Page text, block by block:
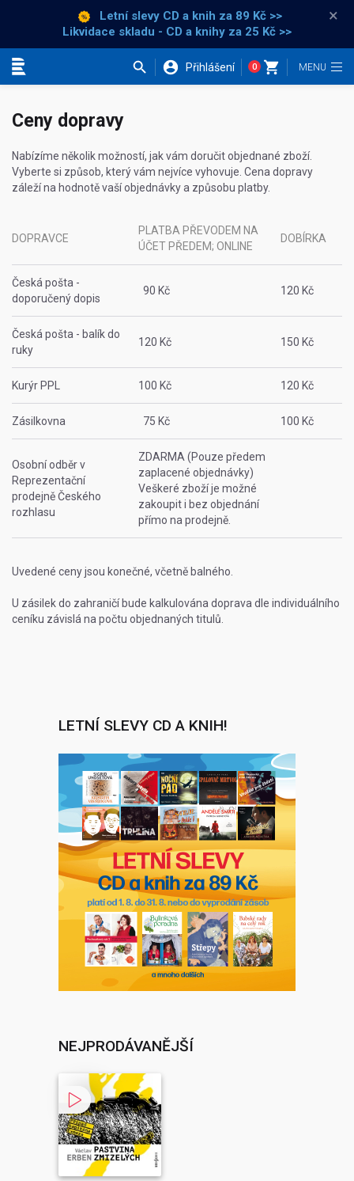
Letní slevy CD a knih za 89 Kč >>
Likvidace skladu - CD a knihy za 25 Kč >>
×
Přihlášení 0
Ceny dopravy
Nabízíme několik možností, jak vám doručit objednané zboží.
Vyberte si způsob, který vám nejvíce vyhovuje. Cena dopravy
záleží na hodnotě vaší objednávky a způsobu platby.
DOPRAVCE
PLATBA PŘEVODEM NA
ÚČET PŘEDEM; ONLINE
DOBÍRKA
Česká pošta -
doporučený dopis
90 Kč 120 Kč
Česká pošta - balík do
ruky
120 Kč 150 Kč
Kurýr PPL 100 Kč 120 Kč
Zásilkovna 75 Kč 100 Kč
Osobní odběr v
Reprezentační
prodejně Českého
rozhlasu
ZDARMA (Pouze předem
zaplacené objednávky)
Veškeré zboží je možné
zakoupit i bez objednání
přímo na prodejně.
Uvedené ceny jsou konečné, včetně balného.
U zásilek do zahraničí bude kalkulována doprava dle individuálního
ceníku závislá na počtu objednaných titulů.
LETNÍ SLEVY CD A KNIH!
NEJPRODÁVANĚJŠÍ